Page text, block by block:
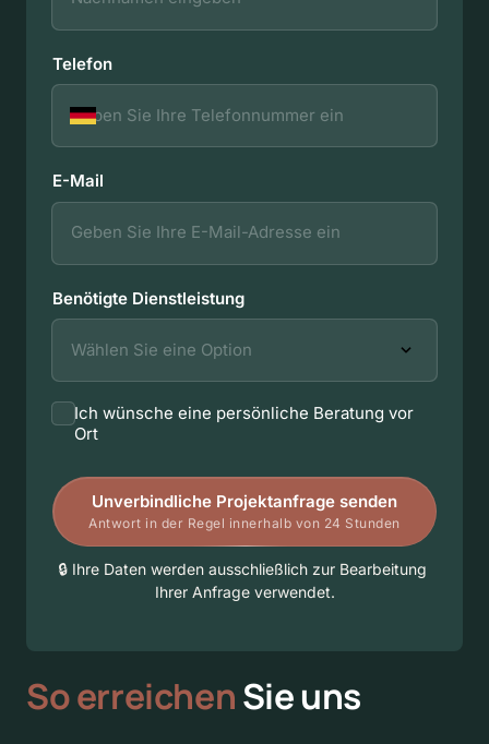
Telefon
E-Mail
Benötigte Dienstleistung
Auswählen
Ich wünsche eine persönliche Beratung vor
Ort
Unverbindliche Projektanfrage senden
Antwort in der Regel innerhalb von 24 Stunden
🔒 Ihre Daten werden ausschließlich zur
Ihrer Anfrage verwendet.
So erreichen Sie uns